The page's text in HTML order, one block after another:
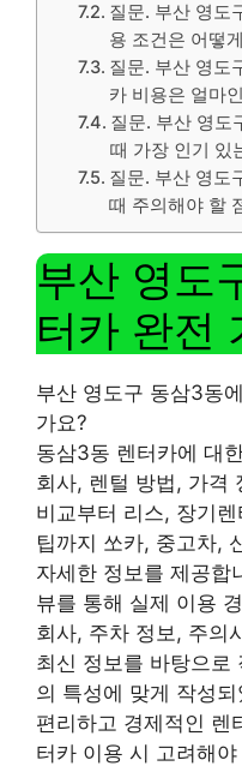
질문. 부산 영도
용 조건은 어떻
질문. 부산 영도
카 비용은 얼마
질문. 부산 영도
때 가장 인기 있
질문. 부산 영도
때 주의해야 할
부산 영도
터카 완전
부산 영도구 동삼3동
가요?
동삼3동 렌터카에 대
회사, 렌털 방법, 가격
비교부터 리스, 장기
팁까지 쏘카, 중고차,
자세한 정보를 제공합
뷰를 통해 실제 이용
회사, 주차 정보, 주의
최신 정보를 바탕으로
의 특성에 맞게 작성
편리하고 경제적인 렌
터카 이용 시 고려해